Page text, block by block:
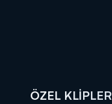
ÖZEL KLİPLER